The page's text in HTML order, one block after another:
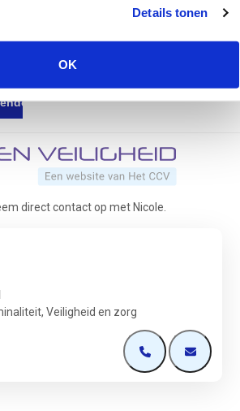
Details tonen
OK
direct contact op met Nicole.
Veiligheid en zorg
Open deOpen de